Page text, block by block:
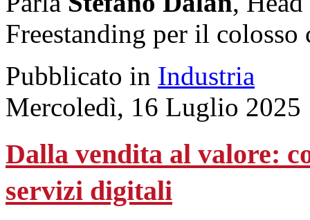
Freestanding per il colosso
Pubblicato in Industria
Mercoledì, 16 Luglio 2025
Dalla vendita al valore:
servizi digitali